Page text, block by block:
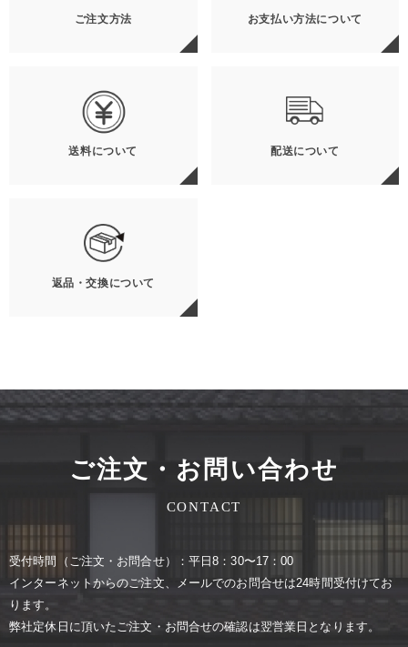
ご注文方法 お支払い方法について
送料について 配送について
返品・交換について
ご注文・お問い合わせ
CONTACT
受付時間（ご注⽂・お問合せ）：平⽇8：30〜17：00
インターネットからのご注⽂、メールでのお問合せは24時間受付けてお
ります。
弊社定休⽇に頂いたご注⽂・お問合せの確認は翌営業⽇となります。